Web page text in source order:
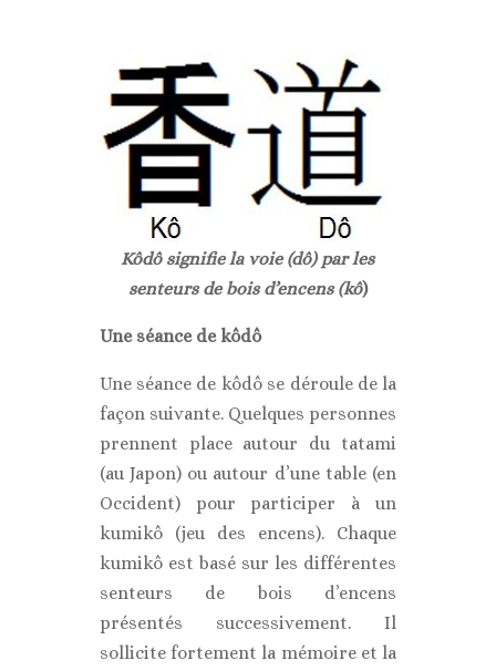
Kôdô signifie la voie (dô) par les
senteurs de bois d’encens (kô)
Une séance de kôdô
Une séance de kôdô se déroule de la
façon suivante. Quelques personnes
prennent place autour du tatami
(au Japon) ou autour d’une table (en
Occident) pour participer à un
kumikô (jeu des encens). Chaque
kumikô est basé sur les différentes
senteurs de bois d’encens
présentés successivement. Il
sollicite fortement la mémoire et la